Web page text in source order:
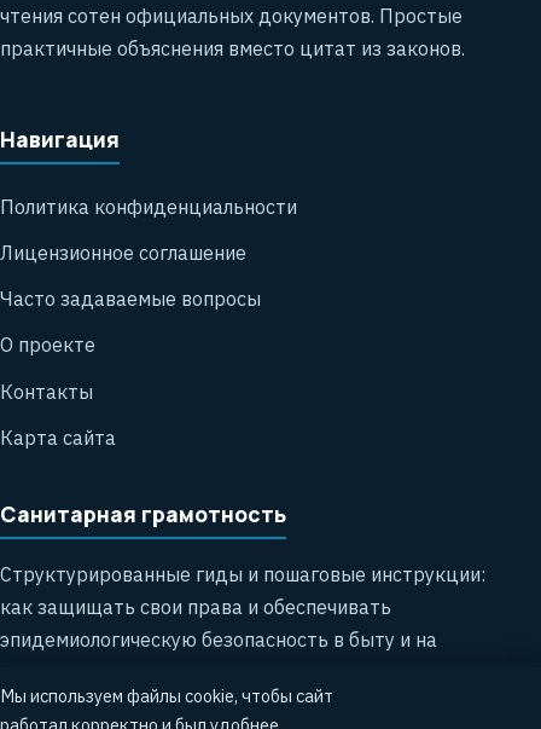
чтения сотен официальных документов. Простые
практичные объяснения вместо цитат из законов.
Навигация
Политика конфиденциальности
Лицензионное соглашение
Часто задаваемые вопросы
О проекте
Контакты
Карта сайта
Санитарная грамотность
Структурированные гиды и пошаговые инструкции:
как защищать свои права и обеспечивать
эпидемиологическую безопасность в быту и на
Мы используем файлы cookie, чтобы сайт